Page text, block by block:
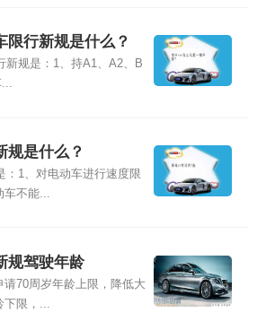
限行新规是什么？
新规是：1、持A1、A2、B
...
规是什么？
：1、对电动车进行速度限
车不能...
规驾驶年龄
请70周岁年龄上限，降低大
下限，...